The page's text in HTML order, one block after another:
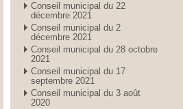
Conseil municipal du 22
décembre 2021
Conseil municipal du 2
décembre 2021
Conseil municipal du 28 octobre
2021
Conseil municipal du 17
septembre 2021
Conseil municipal du 3 août
2020